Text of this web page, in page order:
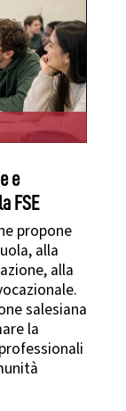
e
FSE
propone
alla
alla
salesiana
la